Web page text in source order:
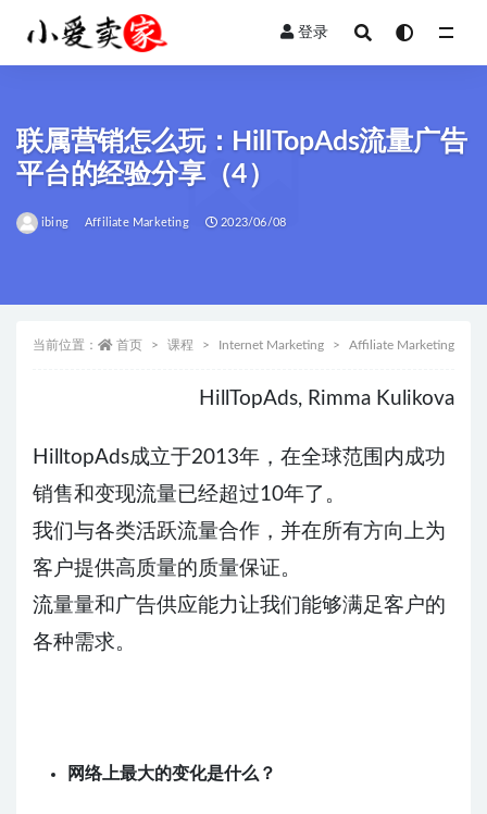
登录
联属营销怎么玩：HillTopAds流量广告
平台的经验分享（4）
ibing Affiliate Marketing 2023/06/08
当前位置： 首页 课程 Internet Marketing Affiliate Marketing
HillTopAds, Rimma Kulikova
HilltopAds成立于2013年，在全球范围内成功
销售和变现流量已经超过10年了。
我们与各类活跃流量合作，并在所有方向上为
客户提供高质量的质量保证。
流量量和广告供应能力让我们能够满足客户的
各种需求。
网络上最大的变化是什么？